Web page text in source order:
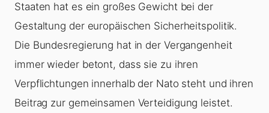
Staaten hat es ein großes Gewicht bei der
Gestaltung der europäischen Sicherheitspolitik.
Die Bundesregierung hat in der Vergangenheit
immer wieder betont, dass sie zu ihren
Verpflichtungen innerhalb der Nato steht und ihren
Beitrag zur gemeinsamen Verteidigung leistet.